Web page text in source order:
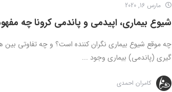
مارس 16, 2020
شیوع بیماری، اپیدمی و پاندمی کرونا چه
چه موقع شیوع بیماری نگران کننده است؟ و چه تفاوتی بین
گیری (پاندمی) بیماری وجود ...
کامران احمدی